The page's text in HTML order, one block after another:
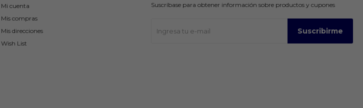
Mi cuenta
Mis compras
Mis direcciones
Wish List
Suscríbase para obtener información sobre productos y cupones
Suscribirme